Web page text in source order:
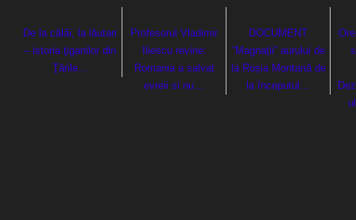
De la călăi, la lăutari
– istoria ţiganilor din
Ţările…
Profesorul Vladimir
Iliescu revine:
Romania a salvat
evreii si nu…
DOCUMENT
”Magnații” aurului de
la Roșia Montană de
la începutul…